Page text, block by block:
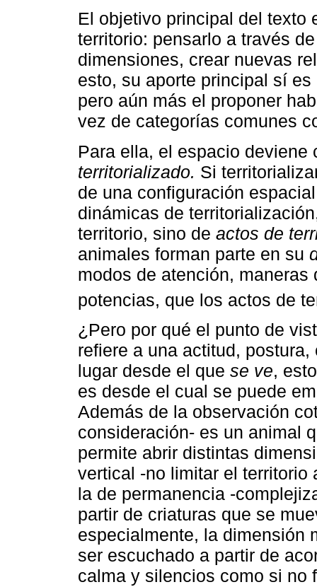
El objetivo principal del texto
territorio: pensarlo a través
dimensiones, crear nuevas
esto, su aporte principal sí
pero aún más el proponer
vez de categorías comunes
Para ella, el espacio deviene
territorializado. Si
de una configuración
dinámicas de
territorio, sino de actos de
animales forman parte en su
modos de atención,
potencias, que los actos de
¿Pero por qué el punto de
refiere a una actitud,
lugar desde el que se ve,
es desde el cual se puede
Además de la observación
consideración- es un animal
permite abrir distintas
vertical -no limitar el
la de permanencia -
partir de criaturas que se
especialmente, la dimensión
ser escuchado a partir de
calma y silencios como si no